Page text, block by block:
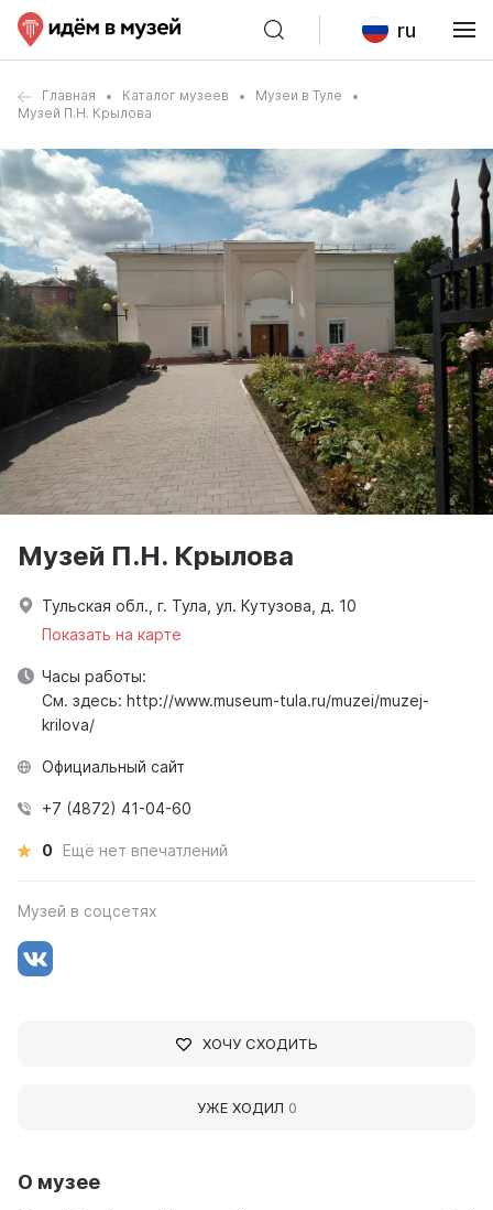
ru
Главная Каталог музеев
Музеи в Туле
Музей П.Н. Крылова
О музее
Музей П.Н. Крылова
Тульская обл., г. Тула, ул. Кутузова, д. 10
Показать на карте
Часы работы:
См. здесь: http://www.museum-tula.ru/muzei/muzej-
krilova/
Официальный сайт
+7 (4872) 41-04-60
0 Ещё нет впечатлений
Музей в соцсетях
ХОЧУ СХОДИТЬ
УЖЕ ХОДИЛ 0